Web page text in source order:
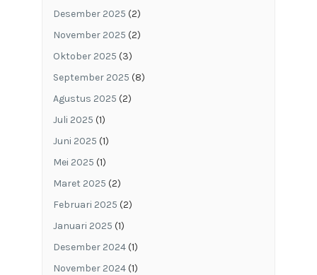
Desember 2025 (2)
November 2025 (2)
Oktober 2025 (3)
September 2025 (8)
Agustus 2025 (2)
Juli 2025 (1)
Juni 2025 (1)
Mei 2025 (1)
Maret 2025 (2)
Februari 2025 (2)
Januari 2025 (1)
Desember 2024(1)
November 2024(1)